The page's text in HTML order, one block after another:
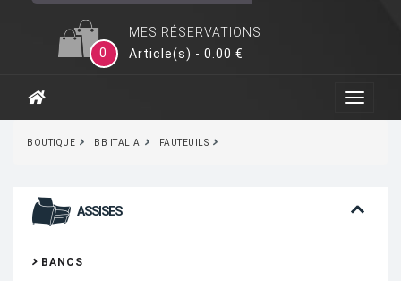
MES RÉSERVATIONS
0
Article(s) - 0.00 €
BOUTIQUE BB ITALIA FAUTEUILS
ASSISES
BANCS